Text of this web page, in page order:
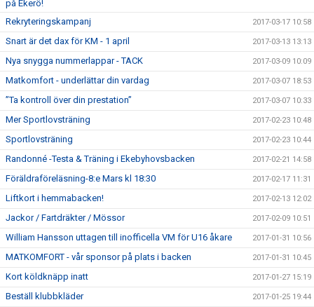
på Ekerö!
Rekryteringskampanj 2017-03-17 10:58
Snart är det dax för KM - 1 april 2017-03-13 13:13
Nya snygga nummerlappar - TACK 2017-03-09 10:09
Matkomfort - underlättar din vardag 2017-03-07 18:53
”Ta kontroll över din prestation” 2017-03-07 10:33
Mer Sportlovsträning 2017-02-23 10:48
Sportlovsträning 2017-02-23 10:44
Randonné -Testa & Träning i Ekebyhovsbacken 2017-02-21 14:58
Föräldraföreläsning-8:e Mars kl 18:30 2017-02-17 11:31
Liftkort i hemmabacken! 2017-02-13 12:02
Jackor / Fartdräkter / Mössor 2017-02-09 10:51
William Hansson uttagen till inofficella VM för U16 åkare 2017-01-31 10:56
MATKOMFORT - vår sponsor på plats i backen 2017-01-31 10:45
Kort köldknäpp inatt 2017-01-27 15:19
Beställ klubbkläder 2017-01-25 19:44